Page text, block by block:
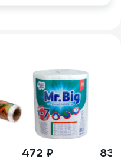
472 ₽